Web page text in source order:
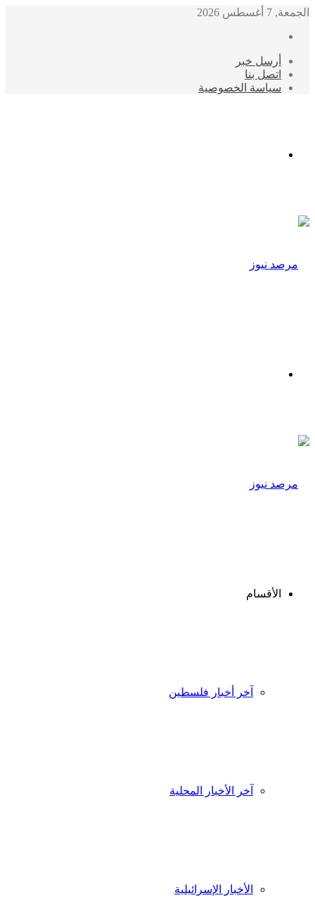
الجمعة, 7 أغسطس 2026
أرسل خبر
اتصل بنا
سياسة الخصوصية
الأقسام
آخر أخبار فلسطين
آخر الأخبار المحلية
الأخبار الإسرائيلية